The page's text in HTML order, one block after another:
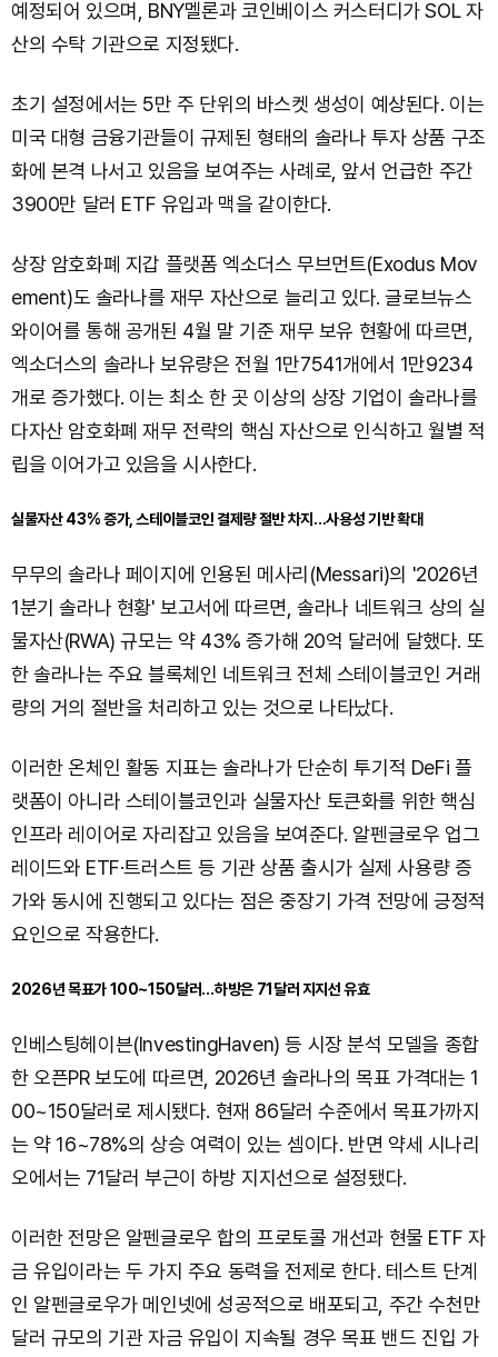
예정되어 있으며, BNY멜론과 코인베이스 커스터디가 SOL 자
산의 수탁 기관으로 지정됐다.
초기 설정에서는 5만 주 단위의 바스켓 생성이 예상된다. 이는
미국 대형 금융기관들이 규제된 형태의 솔라나 투자 상품 구조
화에 본격 나서고 있음을 보여주는 사례로, 앞서 언급한 주간
3900만 달러 ETF 유입과 맥을 같이한다.
상장 암호화폐 지갑 플랫폼 엑소더스 무브먼트(Exodus Mov
ement)도 솔라나를 재무 자산으로 늘리고 있다. 글로브뉴스
와이어를 통해 공개된 4월 말 기준 재무 보유 현황에 따르면,
엑소더스의 솔라나 보유량은 전월 1만7541개에서 1만9234
개로 증가했다. 이는 최소 한 곳 이상의 상장 기업이 솔라나를
다자산 암호화폐 재무 전략의 핵심 자산으로 인식하고 월별 적
립을 이어가고 있음을 시사한다.
실물자산 43% 증가, 스테이블코인 결제량 절반 차지…사용성 기반 확대
무무의 솔라나 페이지에 인용된 메사리(Messari)의 '2026년
1분기 솔라나 현황' 보고서에 따르면, 솔라나 네트워크 상의 실
물자산(RWA) 규모는 약 43% 증가해 20억 달러에 달했다. 또
한 솔라나는 주요 블록체인 네트워크 전체 스테이블코인 거래
량의 거의 절반을 처리하고 있는 것으로 나타났다.
이러한 온체인 활동 지표는 솔라나가 단순히 투기적 DeFi 플
랫폼이 아니라 스테이블코인과 실물자산 토큰화를 위한 핵심
인프라 레이어로 자리잡고 있음을 보여준다. 알펜글로우 업그
레이드와 ETF·트러스트 등 기관 상품 출시가 실제 사용량 증
가와 동시에 진행되고 있다는 점은 중장기 가격 전망에 긍정적
요인으로 작용한다.
2026년 목표가 100~150달러…하방은 71달러 지지선 유효
인베스팅헤이븐(InvestingHaven) 등 시장 분석 모델을 종합
한 오픈PR 보도에 따르면, 2026년 솔라나의 목표 가격대는 1
00~150달러로 제시됐다. 현재 86달러 수준에서 목표가까지
는 약 16~78%의 상승 여력이 있는 셈이다. 반면 약세 시나리
오에서는 71달러 부근이 하방 지지선으로 설정됐다.
이러한 전망은 알펜글로우 합의 프로토콜 개선과 현물 ETF 자
금 유입이라는 두 가지 주요 동력을 전제로 한다. 테스트 단계
인 알펜글로우가 메인넷에 성공적으로 배포되고, 주간 수천만
달러 규모의 기관 자금 유입이 지속될 경우 목표 밴드 진입 가